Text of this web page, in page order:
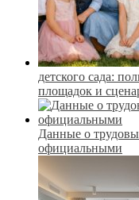
детского сада:
площадок и
Данные о
официальными